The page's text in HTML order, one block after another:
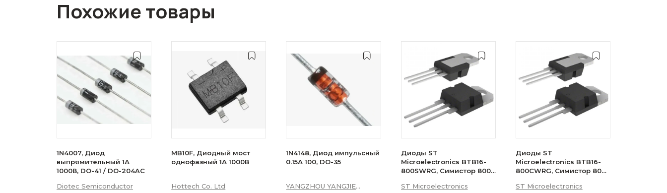
Похожие товары
1N4007, Диод
выпрямительный 1А
1000В, DO-41 / DO-204AC
Diotec Semiconductor
MB10F, Диодный мост
однофазный 1А 1000В
Hottech Co. Ltd
1N4148, Диод импульсный
0.15А 100, DO-35
YANGZHOU YANGJIE
Диоды ST
Microelectronics BTB16-
800SWRG, Симистор 800В
уровень)
ST Microelectronics
Диоды ST
Microelectronics BTB16-
800CWRG, Симистор 800В
(бесснабберный)
ST Microelectronics